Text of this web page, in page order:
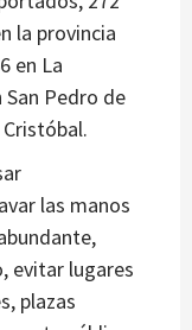
la provincia
en La
San Pedro de
Cristóbal.
las manos
evitar lugares
plazas